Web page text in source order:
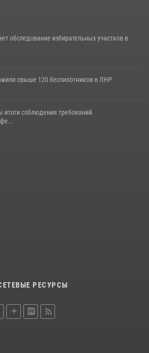
обследование избирательных участков в
свыше 120 беспилотников в ЛНР
соблюдения требований
РЕСУРСЫ